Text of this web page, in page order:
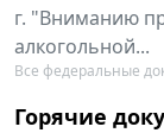
г. "Вниманию
алкогольной...
Все федеральные
Горячие